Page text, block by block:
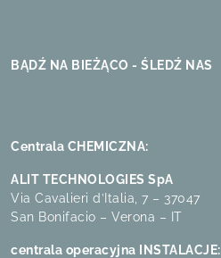
BĄDŹ NA BIEŻĄCO - ŚLEDŹ NAS
Centrala CHEMICZNA:
ALIT TECHNOLOGIES SpA
Via Cavalieri d’Italia, 7 – 37047
San Bonifacio – Verona – IT
centrala operacyjna INSTALACJE: